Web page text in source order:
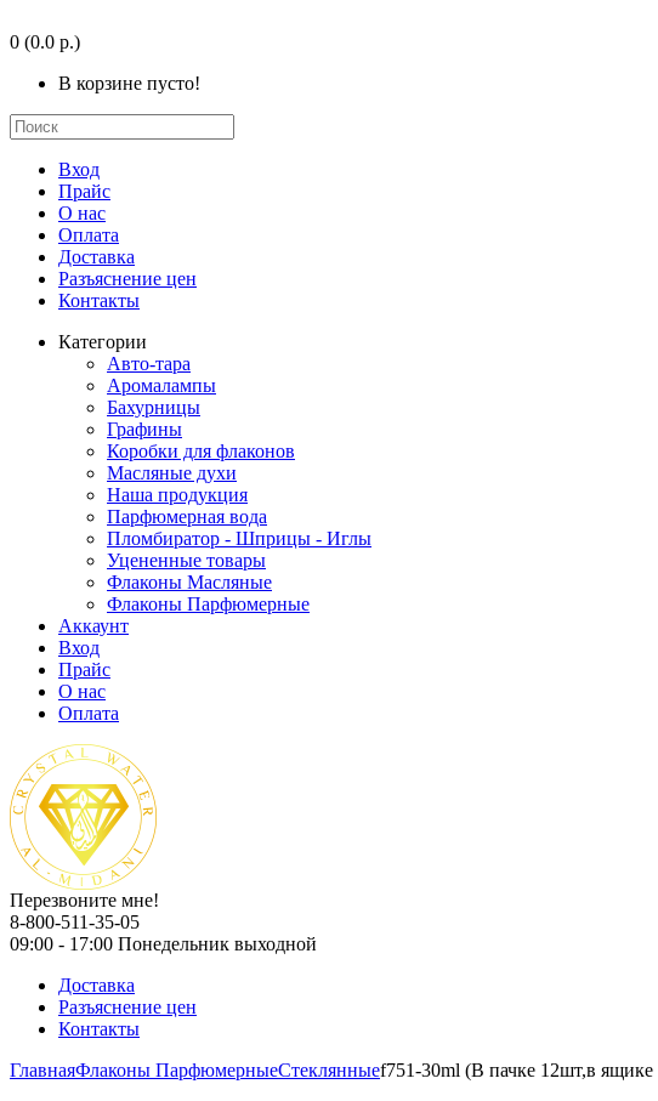
0 (0.0 р.)
В корзине пусто!
Вход
Прайс
О нас
Оплата
Доставка
Разъяснение цен
Контакты
Категории
Авто-тара
Аромалампы
Бахурницы
Графины
Коробки для флаконов
Масляные духи
Наша продукция
Парфюмерная вода
Пломбиратор - Шприцы - Иглы
Уцененные товары
Флаконы Масляные
Флаконы Парфюмерные
Аккаунт
Вход
Прайс
О нас
Оплата
Перезвоните мне!
8-800-511-35-05
09:00 - 17:00 Понедельник выходной
Доставка
Разъяснение цен
Контакты
ГлавнаяФлаконы ПарфюмерныеСтеклянныеf751-30ml (В пачке 12шт,в